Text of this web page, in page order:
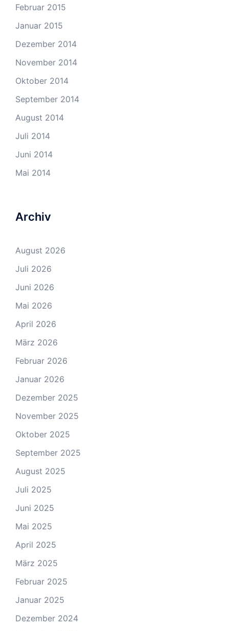
Februar 2015
Januar 2015
Dezember 2014
November 2014
Oktober 2014
September 2014
August 2014
Juli 2014
Juni 2014
Mai 2014
Archiv
August 2026
Juli 2026
Juni 2026
Mai 2026
April 2026
März 2026
Februar 2026
Januar 2026
Dezember 2025
November 2025
Oktober 2025
September 2025
August 2025
Juli 2025
Juni 2025
Mai 2025
April 2025
März 2025
Februar 2025
Januar 2025
Dezember 2024